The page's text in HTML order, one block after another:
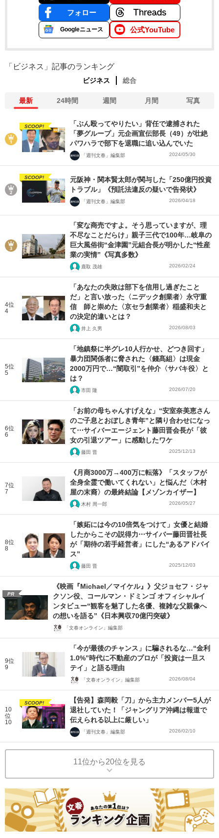
フォロー
Googleニュース 公式YouTube
「ビジネス」記事のランキング
ビジネス 総合
最新 24時間 週間 月間 写真
SCOOP!
「ぶん殴ってやりたい」背任で逮捕された
「夢グループ」元企画宣伝部長（49）が壮絶
パワハラで部下を退職に追い込んでいた
「週刊文春」編集部 2024/05/30
SCOOP!
元阪神・関本賢太郎が関与した「250億円投資
トラブル」《預託法違反の疑いで告発状》
「週刊文春」編集部 2026/04/18
「変な商売ですよ。そう思っていますが、理
不尽なことだらけ」親子三代で100年…岐阜の
巨大風俗街“金津園”元組合長が明かした“性産
業の実情”《写真多数》
鹿取 茂雄 2026/02/24
4位
4
「あなたの失敗は部下を信用し過ぎたこと
だ」と言い放った〈ニデック創業者〉永守重
信 師と崇めた〈京セラ創業者〉稲盛和夫と
の決定的違いとは？
井上 久男 2026/08/03
5位
5
「地鎮祭に半グレ10人行かせ、どつき回す」
暴力団関係者に脅された〈錢髙組〉は現金
2000万円で…“闇取引”を仲介〈サバキ役〉と
は？
市田 隆 2026/07/20
6位
6
「お前の母ちゃんすげえな」“安室奈美恵さん
のご子息とおぼしき青年”と隣り合わせになっ
て⋯サイバーエージェント藤田晋会長が「彼
女の引退ツアー」に感動したワケ
藤田 晋 2025/12/13
7位
7
《月商3000万→400万に転落》「スタッフが
全身全霊で働いてくれない」と悩んだ〈木村
屋の末裔〉の最終結論【メゾンカイザー】
木村 周一郎 2026/05/27
8位
8
「嫉妬には今の10倍気をつけて」女優と結婚
したからこその説得力⋯サイバー藤田晋社長
が「期待の若手経営者」にした“あるアドバイ
ス”
藤田 晋 2025/12/03
PR
《映画『Michael／マイケル』》父ジョセフ・ジャ
クソン役、コールマン・ドミンゴ オフィシャルイ
ンタビュー“観客を魅了した名優、複雑な父親像へ
の想いを語る”《日本興収70億円突破》
「文春オンライン」編集部
9位
9
「今が最後のチャンス」に騙されるな…“金利
1.0%”時代に不動産のプロが「投資は一旦ス
テイ」と語る理由
「文春オンライン」編集部 2026/08/04
10
位
10
SCOOP!
【告発】森岡毅「刀」から主力メンバー5人が
退社していた！「ジャングリア沖縄は報道で
伝えられる以上に厳しい」
「週刊文春」編集部 2026/02/10
11位から20位を見る